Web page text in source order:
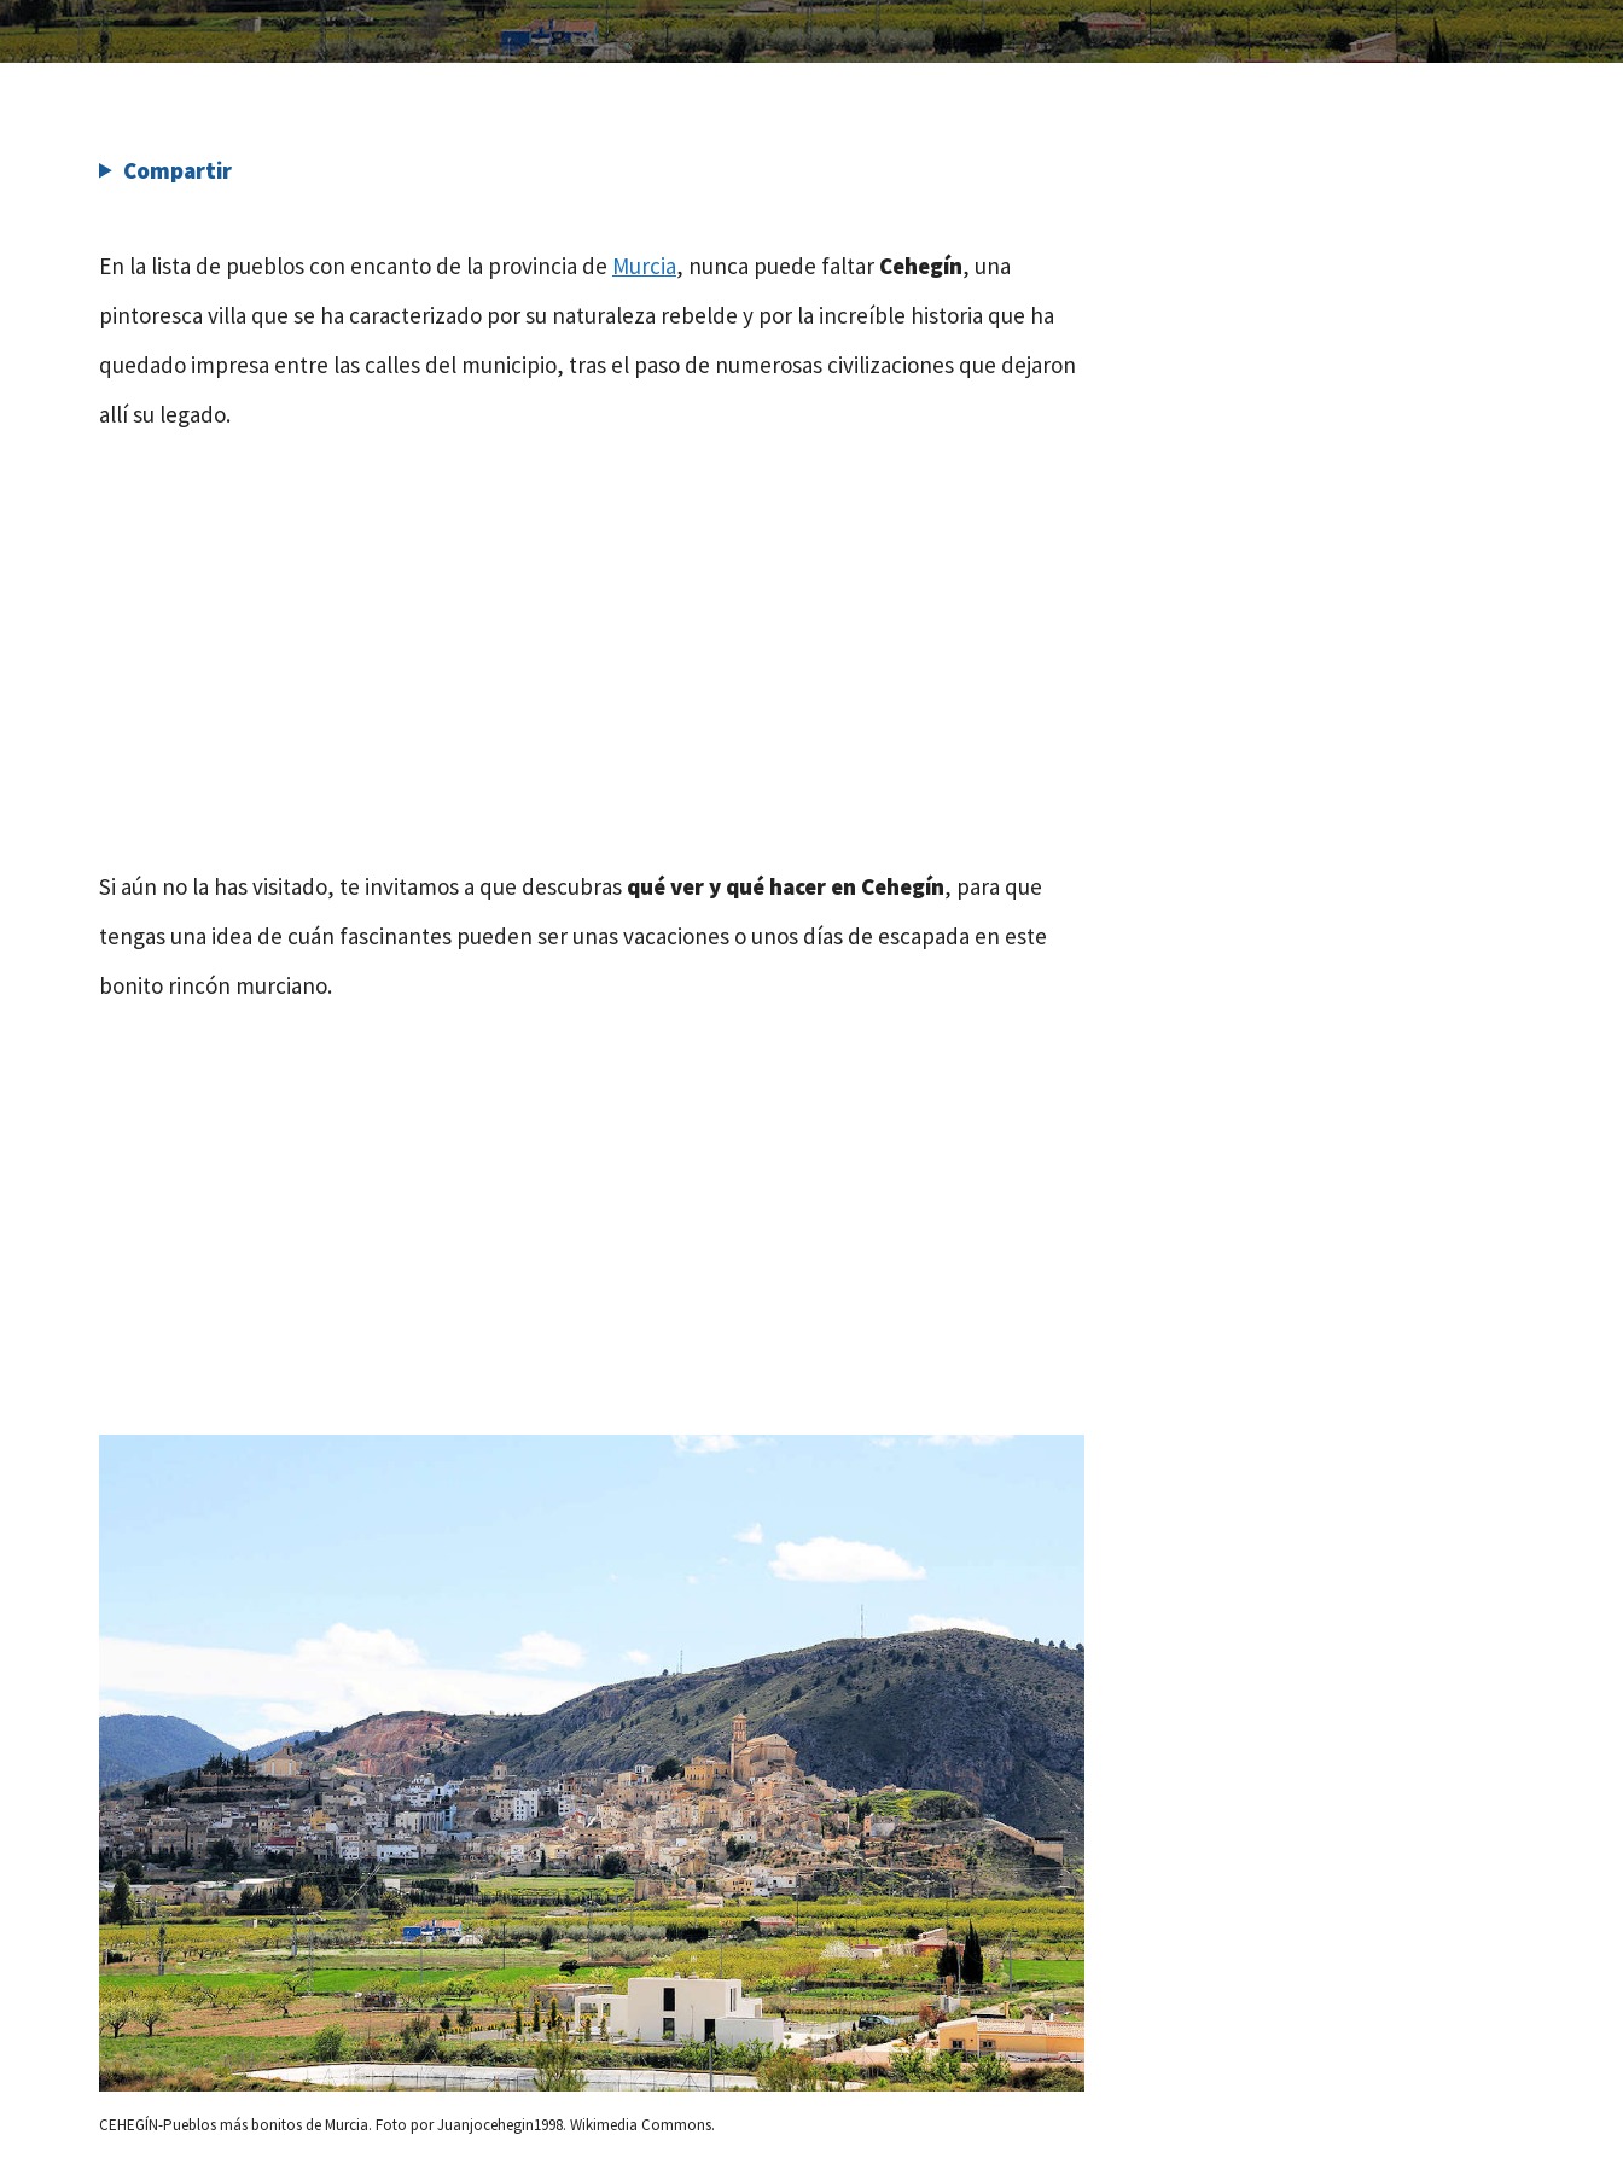
Compartir
En la lista de pueblos con encanto de la provincia de Murcia, nunca puede faltar Cehegín, una
pintoresca villa que se ha caracterizado por su naturaleza rebelde y por la increíble historia que ha
quedado impresa entre las calles del municipio, tras el paso de numerosas civilizaciones que dejaron
allí su legado.
Si aún no la has visitado, te invitamos a que descubras qué ver y qué hacer en Cehegín, para que
tengas una idea de cuán fascinantes pueden ser unas vacaciones o unos días de escapada en este
bonito rincón murciano.
CEHEGÍN-Pueblos más bonitos de Murcia. Foto por Juanjocehegin1998. Wikimedia Commons.